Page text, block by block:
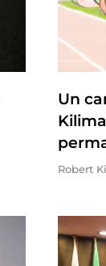
Un
Robert